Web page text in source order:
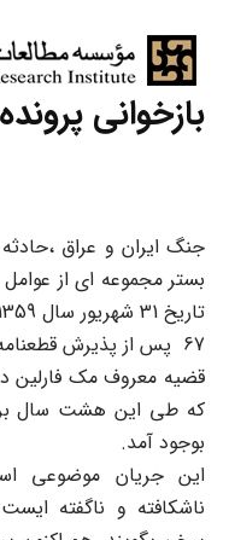
بازخوانی
جنگ ایران و عراق
بستر مجموعه ای از
67 پس از پذیرش قطعنامه از سوی ایران به پایان رسید.
که طی این هشت سال
بوجود آمد.
این جریان موضوعی
ناشکافته و ناگفته